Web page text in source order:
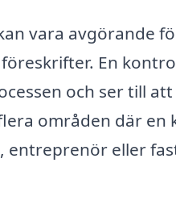
vara avgörande
En
och ser till
områden där en
eller